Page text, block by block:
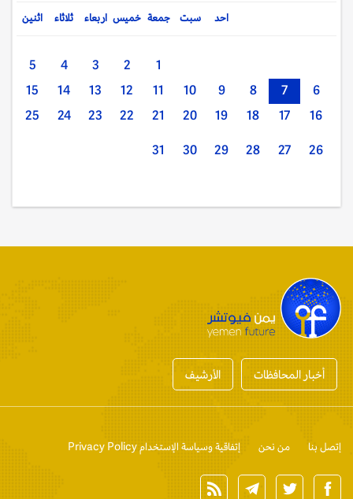
اثنين ثلاثاء اربعاء خميس جمعة سبت احد
1
2
3
4
5
6
7
8
9
10
11
12
13
14
15
16
17
18
19
20
21
22
23
24
25
26
27
28
29
30
31
أخبار المحافظات الأرشيف
إتصل بنا من نحن إتفاقية وسياسة الإستخدام Privacy Policy